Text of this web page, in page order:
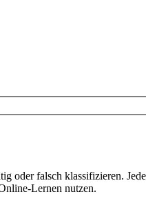
oder falsch klassifizieren.
Lernen nutzen.